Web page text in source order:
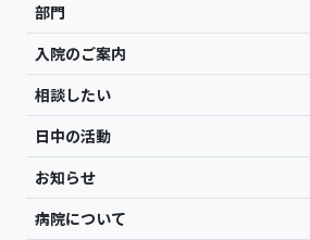
部門
入院のご案内
相談したい
日中の活動
お知らせ
病院について